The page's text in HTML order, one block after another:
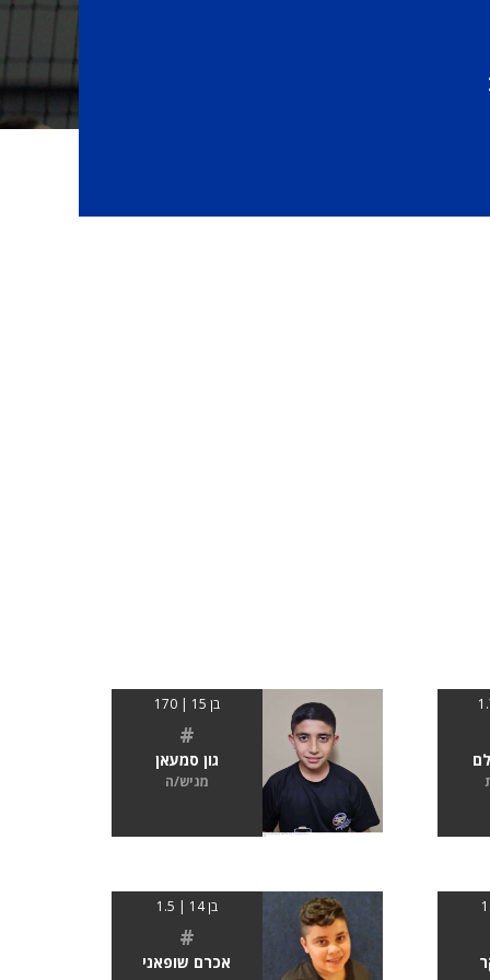
בן 15 | 170
#
גון סמעאן
מגיש/ה
בן 14 | 1.5
#
אכרם שופאני